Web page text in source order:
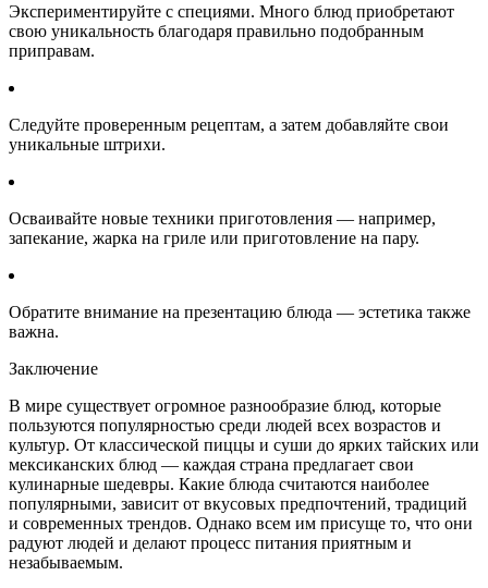
Экспериментируйте с специями. Много блюд приобретают
свою уникальность благодаря правильно подобранным
приправам.
Следуйте проверенным рецептам, а затем добавляйте свои
уникальные штрихи.
Осваивайте новые техники приготовления — например,
запекание, жарка на гриле или приготовление на пару.
Обратите внимание на презентацию блюда — эстетика также
важна.
Заключение
В мире существует огромное разнообразие блюд, которые
пользуются популярностью среди людей всех возрастов и
культур. От классической пиццы и суши до ярких тайских или
мексиканских блюд — каждая страна предлагает свои
кулинарные шедевры. Какие блюда считаются наиболее
популярными, зависит от вкусовых предпочтений, традиций
и современных трендов. Однако всем им присуще то, что они
радуют людей и делают процесс питания приятным и
незабываемым.